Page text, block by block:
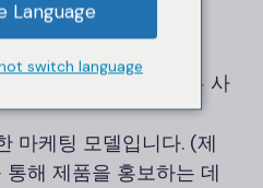
고주)의 소유자가 다른 사
마케팅 모델입니다. (제
해 제품을 홍보하는 데
Language
switch language